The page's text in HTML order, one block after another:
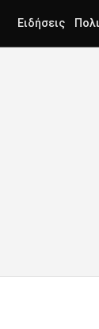
Ειδήσεις